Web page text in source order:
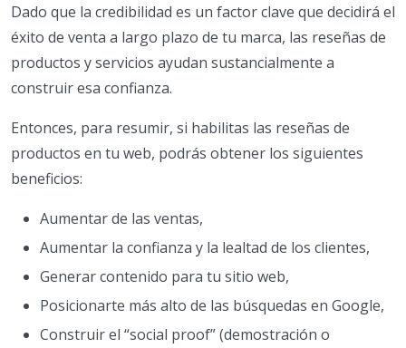
Dado que la credibilidad es un factor clave que decidirá el
éxito de venta a largo plazo de tu marca, las reseñas de
productos y servicios ayudan sustancialmente a
construir esa confianza.
Entonces, para resumir, si habilitas las reseñas de
productos en tu web, podrás obtener los siguientes
beneficios:
Aumentar de las ventas,
Aumentar la confianza y la lealtad de los clientes,
Generar contenido para tu sitio web,
Posicionarte más alto de las búsquedas en Google,
Construir el “social proof” (demostración o